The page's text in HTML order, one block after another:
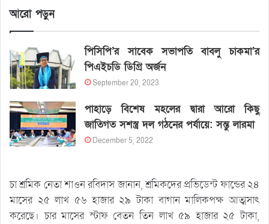
আরো পড়ুন
পিসিপি’র সাবেক সভাপতি বাবলু চাকমা’র
পিএইচডি ডিগ্রি অর্জন
September 20, 2023
পাহাড়ে বিশেষ মহলের দ্বারা আরো কিছু
জাতিগত সশস্ত্র দল গঠনের পর্যায়ে: সন্তু লারমা
December 5, 2022
চা শ্রমিক নেতা শাওন রবিদাস জানান, শ্রমিকদের প্রভিডেন্ট ফান্ডের ২৪
মাসের ২৫ লাখ ৫৬ হাজার ২৯ টাকা বাগান মালিকপক্ষ আত্মসাৎ
করেছে। চার মাসের স্টাফ বেতন তিন লাখ ৫৯ হাজার ২৫ টাকা,